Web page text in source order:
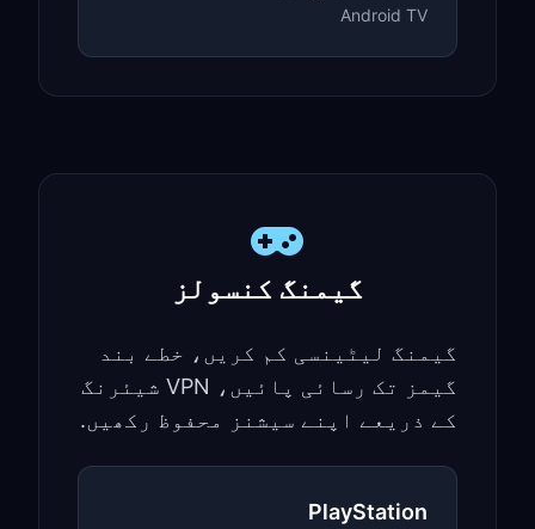
Android TV
گیمنگ کنسولز
گیمنگ لیٹینسی کم کریں، خطے بند
گیمز تک رسائی پائیں، VPN شیئرنگ
کے ذریعے اپنے سیشنز محفوظ رکھیں.
PlayStation